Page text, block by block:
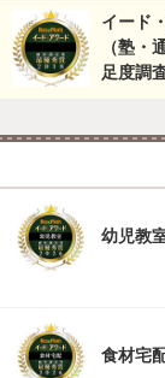
イード
（塾・
足度調査
幼児教
食材宅